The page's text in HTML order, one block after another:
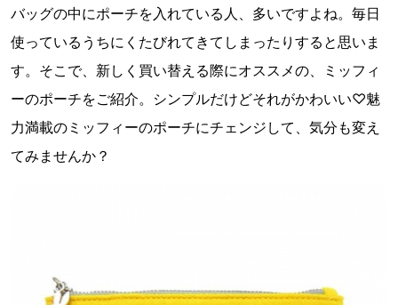
バッグの中にポーチを入れている人、多いですよね。毎日
使っているうちにくたびれてきてしまったりすると思いま
す。そこで、新しく買い替える際にオススメの、ミッフィ
ーのポーチをご紹介。シンプルだけどそれがかわいい♡魅
力満載のミッフィーのポーチにチェンジして、気分も変え
てみませんか？